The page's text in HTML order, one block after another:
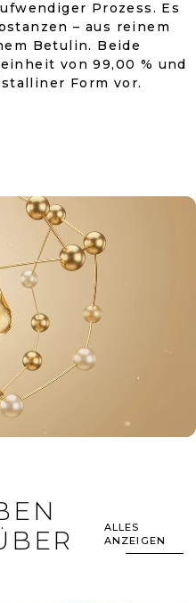
Prozess. Es
– aus reinem
Betulin. Beide
von 99,00 % und
Form vor.
ALLES
ANZEIGEN